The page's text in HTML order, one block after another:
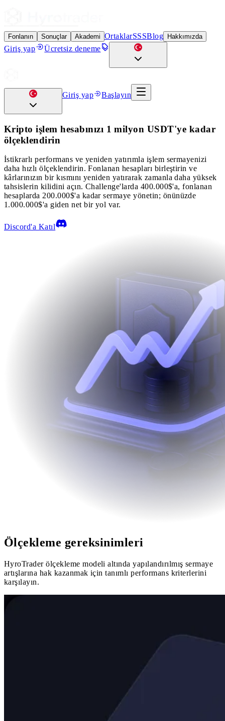
Fonlanın Sonuçlar Akademi OrtaklarSSSBlog Hakkımızda
Giriş yap Ücretsiz deneme
Giriş yap Başlayın
Kripto işlem hesabınızı 1 milyon USDT'ye kadar
ölçeklendirin
İstikrarlı performans ve yeniden yatırımla işlem sermayenizi
daha hızlı ölçeklendirin. Fonlanan hesapları birleştirin ve
kârlarınızın bir kısmını yeniden yatırarak zamanla daha yüksek
tahsislerin kilidini açın. Challenge'larda 400.000$'a, fonlanan
hesaplarda 200.000$'a kadar sermaye yönetin; önünüzde
1.000.000$'a giden net bir yol var.
Discord'a Katıl
Ölçekleme gereksinimleri
HyroTrader ölçekleme modeli altında yapılandırılmış sermaye
artışlarına hak kazanmak için tanımlı performans kriterlerini
karşılayın.